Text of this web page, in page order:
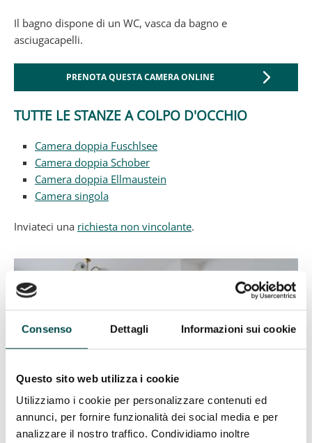
Consenso Dettagli Informazioni sui cookie
Questo sito web utilizza i cookie
Utilizziamo i cookie per personalizzare contenuti ed
annunci, per fornire funzionalità dei social media e per
analizzare il nostro traffico. Condividiamo inoltre
Il bagno dispone di un WC, vasca da bagno e
asciugacapelli.
PRENOTA QUESTA CAMERA ONLINE
TUTTE LE STANZE A COLPO D'OCCHIO
Camera doppia Fuschlsee
Camera doppia Schober
Camera doppia Ellmaustein
Camera singola
Inviateci una richiesta non vincolante.